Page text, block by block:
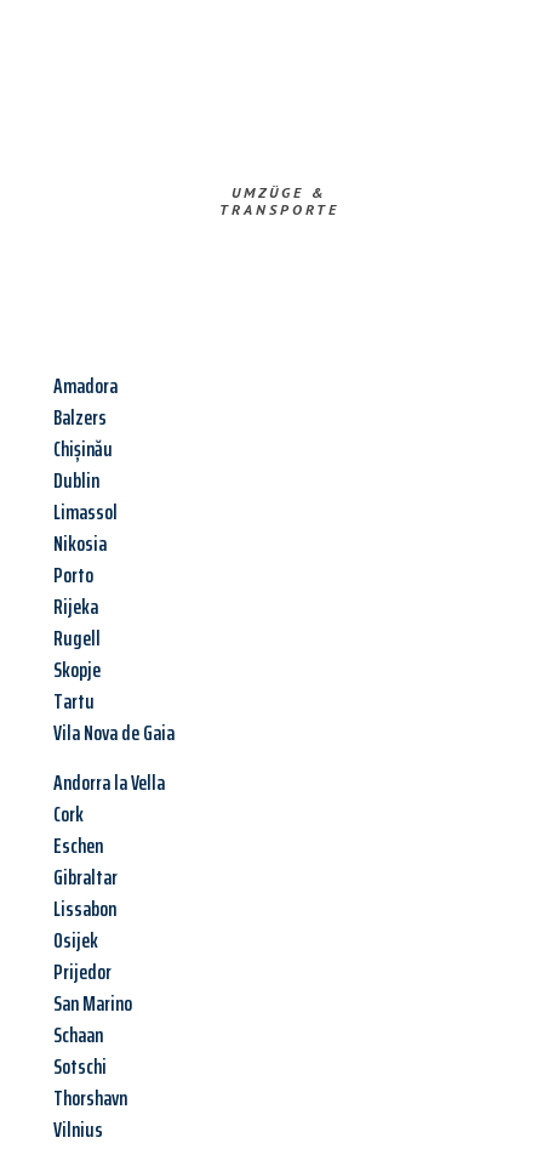
UMZÜGE &
TRANSPORTE
Amadora
Balzers
Chișinău
Dublin
Limassol
Nikosia
Porto
Rijeka
Rugell
Skopje
Tartu
Vila Nova de Gaia
Andorra la Vella
Cork
Eschen
Gibraltar
Lissabon
Osijek
Prijedor
San Marino
Schaan
Sotschi
Thorshavn
Vilnius